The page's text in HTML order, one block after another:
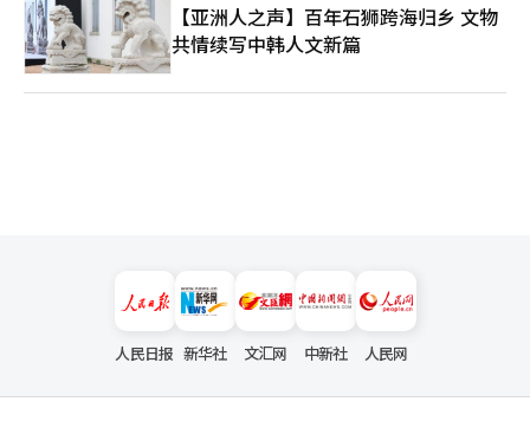
【亚洲人之声】百年石狮跨海归乡 文物
共情续写中韩人文新篇
人民日报 新华社 文汇网 中新社 人民网